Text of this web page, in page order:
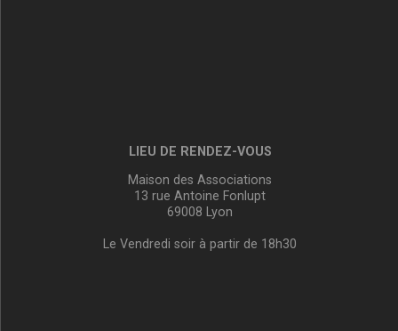
LIEU DE RENDEZ-VOUS
Maison des Associations
13 rue Antoine Fonlupt
69008 Lyon
Le Vendredi soir à partir de 18h30